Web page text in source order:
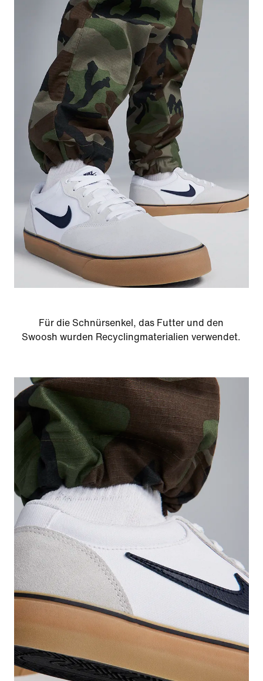
Für die Schnürsenkel, das Futter und den
Swoosh wurden Recyclingmaterialien verwendet.